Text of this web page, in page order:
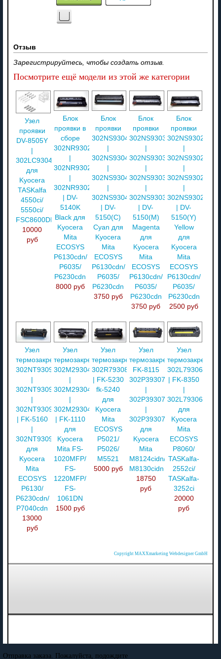
Отзыв
Зарегистрируйтесь, чтобы создать отзыв.
Посмотрите ещё модели из этой же категории
Узел
проявки
DV-8505Y
302LC93042
для
Kyocera
TASKalfa
4550ci/
5550ci/
FSC8600DN
10000
руб
Блок
проявки в
сборе
302NR93020
302NR93021
302NR93022
| DV-
5140K
Black для
Kyocera
Mita
ECOSYS
P6130cdn/
P6035/
P6230cdn
8000 руб
Блок
проявки
302NS93042
302NS93041
302NS93040
302NS93043
| DV-
5150(C)
Cyan для
Kyocera
Mita
ECOSYS
P6130cdn/
P6035/
P6230cdn
3750 руб
Блок
проявки
302NS93032
302NS93031
302NS93030
302NS93033
| DV-
5150(M)
Magenta
для
Kyocera
Mita
ECOSYS
P6130cdn/
P6035/
P6230cdn
3750 руб
Блок
проявки
302NS93020
302NS93021
302NS93022
302NS93023
| DV-
5150(Y)
Yellow
для
Kyocera
Mita
ECOSYS
P6130cdn/
P6035/
P6230cdn
2500 руб
Узел
термозакрепления
302NT93091
|
302NT93092
|
302NT93090
| FK-5160
|
302NT93093
для
Kyocera
Mita
ECOSYS
P6130/
P6230cdn/
P7040cdn
13000
руб
Узел
термозакрепления
302M293042
|
302M293041
|
302M293040
| FK-1110
для
Kyocera
Mita FS-
1020MFP/
FS-
1220MFP/
FS-
1061DN
1500 руб
Узел
термозакрепления
302R793080
| FK-5230
fk-5240
для
Kyocera
Mita
ECOSYS
P5021/
P5026/
M5521
5000 руб
Узел
термозакрепления
FK-8115
302P393070
|
302P393071
|
302P393072
для
Kyocera
Mita
M8124cidn/
M8130cidn
18750
руб
Узел
302L793060
| FK-8350
|
302L793064
для
Kyocera
Mita
ECOSYS
P8060/
TASKalfa-
2552ci/
TASKalfa-
3252ci
20000
руб
Copyright MAXXmarketing Webdesigner GmbH
Отправка заказа. Пожалуйста, подождите